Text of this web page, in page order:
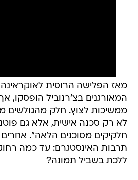
מאז הפלישה הרוסית לאוקראינה,
המאורגנים בצ'רנוביל הופסקו,
ממשיכות לצוץ. חלק מהגולשים
לא רק סכנה אישית, אלא גם
חלקיקים מסוכנים הלאה". אחרים
תרבות האינסטגרם: עד כמה
ללכת בשביל תמונה?